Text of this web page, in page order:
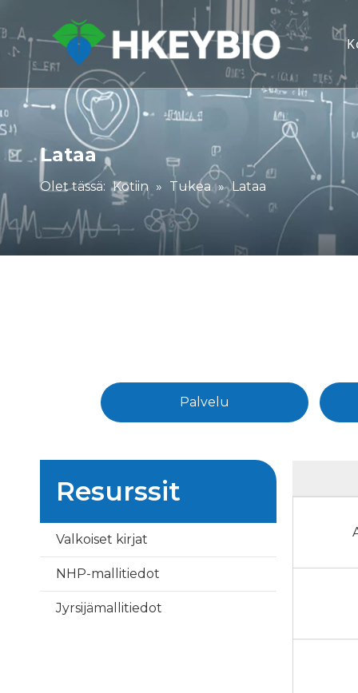
Lataa
Olet tässä: Kotiin » Tukea » Lataa
Palvelu
Resurssit
Valkoiset kirjat
NHP-mallitiedot
Jyrsijämallitiedot